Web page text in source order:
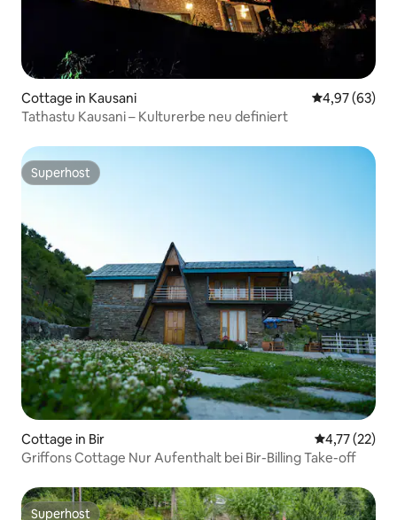
Cottage in Kausani
4,97 (63)
Tathastu Kausani – Kulturerbe neu definiert
Superhost
Superhost
Cottage in Bir
4,77 (22)
Griffons Cottage Nur Aufenthalt bei Bir-Billing Take-off
Superhost